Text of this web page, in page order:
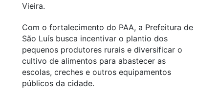
Vieira.
Com o fortalecimento do PAA, a Prefeitura de
São Luís busca incentivar o plantio dos
pequenos produtores rurais e diversificar o
cultivo de alimentos para abastecer as
escolas, creches e outros equipamentos
públicos da cidade.